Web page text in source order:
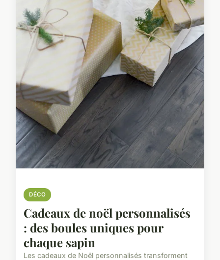
DÉCO
Cadeaux de noël personnalisés
: des boules uniques pour
chaque sapin
Les cadeaux de Noël personnalisés transforment